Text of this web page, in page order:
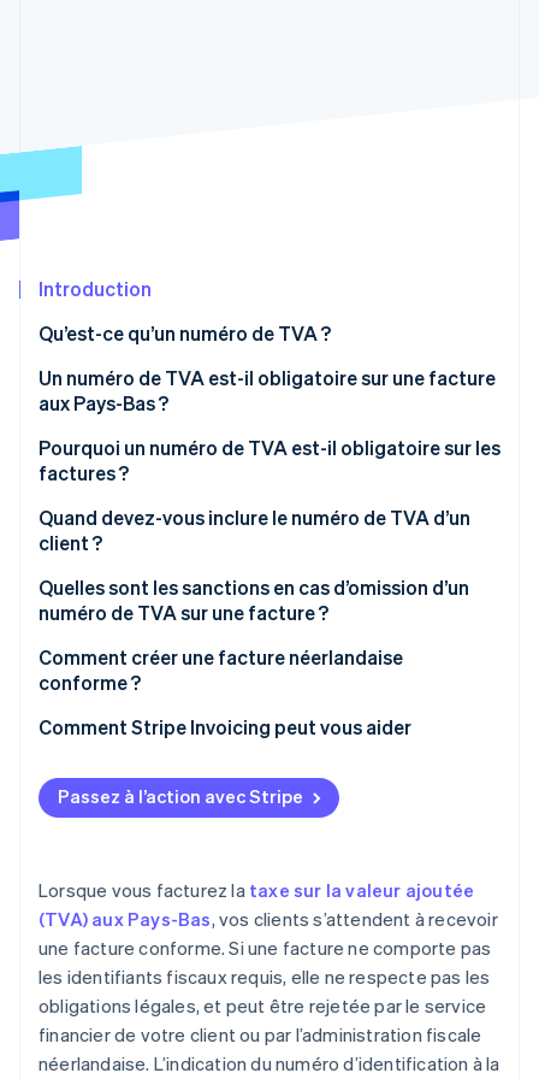
Élimination du carbone
Stripe Sessions 2026
Découvrez comment Stripe construit l’infrastructure
Regarder la vidéo
Introduction
Qu’est-ce qu’un numéro de TVA ?
Un numéro de TVA est-il obligatoire sur une facture
aux Pays-Bas ?
Pourquoi un numéro de TVA est-il obligatoire sur les
factures ?
Quand devez-vous inclure le numéro de TVA d’un
client ?
Ventes B2B intra-UE soumises à une TVA à 0 %
l’autoliquidation de la TVA
Quelles sont les sanctions en cas d’omission d’un
numéro de TVA sur une facture ?
Comment créer une facture néerlandaise
conforme ?
Comment Stripe Invoicing peut vous aider
Passez à l’action avec Stripe
Lorsque vous facturez la taxe sur la valeur ajoutée
(TVA) aux Pays-Bas, vos clients s’attendent à recevoir
une facture conforme. Si une facture ne comporte pas
les identifiants fiscaux requis, elle ne respecte pas les
obligations légales, et peut être rejetée par le service
financier de votre client ou par l’administration fiscale
néerlandaise. L’indication du numéro d’identification à la